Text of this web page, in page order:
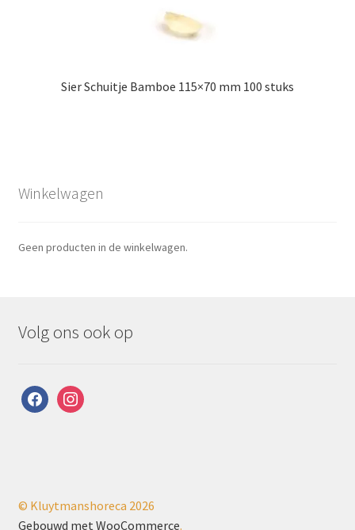
Sier Schuitje Bamboe 115×70 mm 100 stuks
Winkelwagen
Geen producten in de winkelwagen.
Volg ons ook op
facebookinstagram
© Kluytmanshoreca 2026
Gebouwd met WooCommerce.